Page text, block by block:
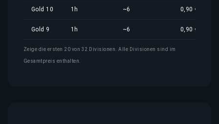
Gold 10 1h ~6 0,90 €
Gold 9 1h ~6 0,90 €
Zeige die ersten 20 von 32 Divisionen. Alle Divisionen sind im
Gesamtpreis enthalten.